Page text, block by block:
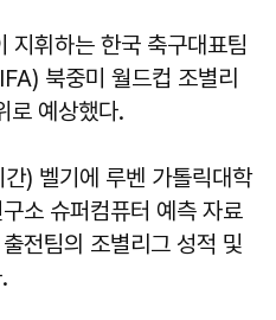
지휘하는 한국 축구대표팀
북중미 월드컵 조별리
로 예상했다.
) 벨기에 루벤 가톨릭대학
소 슈퍼컴퓨터 예측 자료
전팀의 조별리그 성적 및